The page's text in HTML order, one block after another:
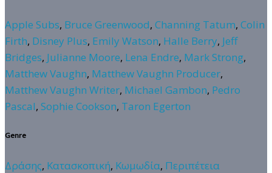
Apple Subs, Bruce Greenwood, Channing Tatum, Colin
Firth, Disney Plus, Emily Watson, Halle Berry, Jeff
Bridges, Julianne Moore, Lena Endre, Mark Strong,
Matthew Vaughn, Matthew Vaughn Producer,
Matthew Vaughn Writer, Michael Gambon, Pedro
Pascal, Sophie Cookson, Taron Egerton
Genre
Δράσης, Κατασκοπική, Κωμωδία, Περιπέτεια